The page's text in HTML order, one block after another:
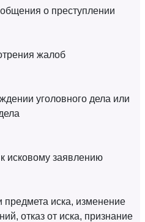
о преступлении
жалоб
уголовного дела или
исковому заявлению
иска, изменение
отказ от иска, признание